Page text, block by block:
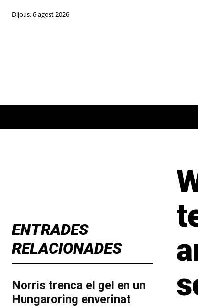
Dijous, 6 agost 2026
ENTRADES
RELACIONADES
Norris trenca el gel en un
Hungaroring enverinat